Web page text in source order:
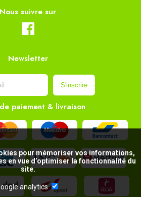
Nous suivre sur
Newsletter
paiement & livraison
pour mémoriser vos informations,
en vue d’optimiser la fonctionnalité du
site.
analytics